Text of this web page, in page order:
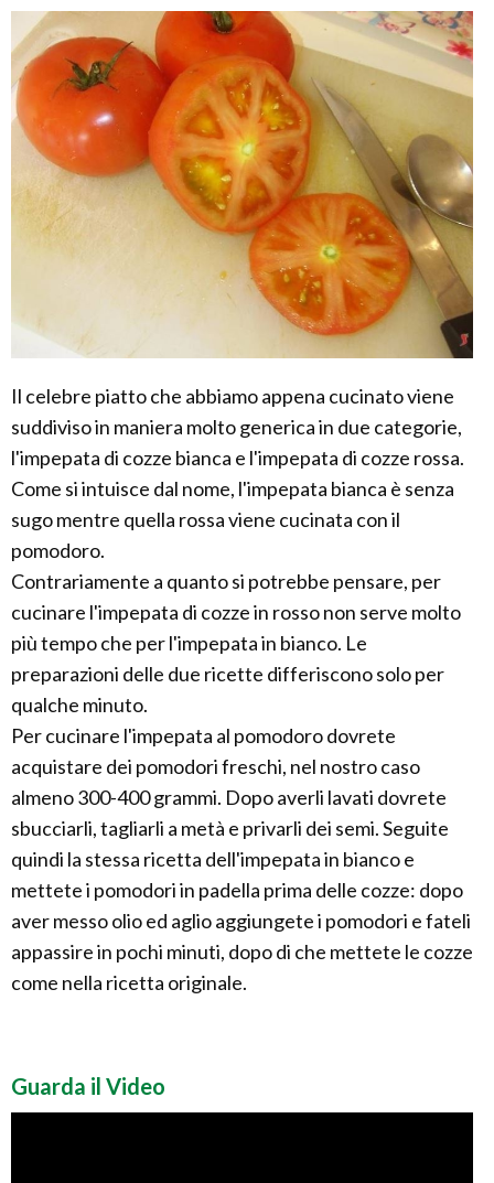
Il celebre piatto che abbiamo appena cucinato viene
suddiviso in maniera molto generica in due categorie,
l'impepata di cozze bianca e l'impepata di cozze rossa.
Come si intuisce dal nome, l'impepata bianca è senza
sugo mentre quella rossa viene cucinata con il
pomodoro.
Contrariamente a quanto si potrebbe pensare, per
cucinare l'impepata di cozze in rosso non serve molto
più tempo che per l'impepata in bianco. Le
preparazioni delle due ricette differiscono solo per
qualche minuto.
Per cucinare l'impepata al pomodoro dovrete
acquistare dei pomodori freschi, nel nostro caso
almeno 300-400 grammi. Dopo averli lavati dovrete
sbucciarli, tagliarli a metà e privarli dei semi. Seguite
quindi la stessa ricetta dell'impepata in bianco e
mettete i pomodori in padella prima delle cozze: dopo
aver messo olio ed aglio aggiungete i pomodori e fateli
appassire in pochi minuti, dopo di che mettete le cozze
come nella ricetta originale.
Guarda il Video